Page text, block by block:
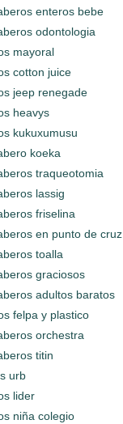
enteros bebe
odontologia
mayoral
cotton juice
jeep renegade
heavys
kukuxumusu
koeka
traqueotomia
lassig
friselina
en punto de cruz
toalla
graciosos
adultos baratos
felpa y plastico
orchestra
titin
urb
lider
niña colegio